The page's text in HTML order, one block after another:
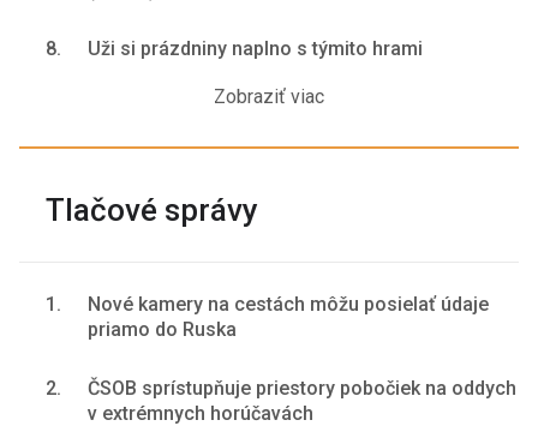
8. Uži si prázdniny naplno s týmito hrami
Zobraziť viac
Tlačové správy
1.
Nové kamery na cestách môžu posielať údaje
priamo do Ruska
2.
ČSOB sprístupňuje priestory pobočiek na oddych
v extrémnych horúčavách